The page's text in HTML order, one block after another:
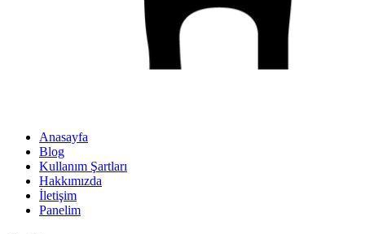
Anasayfa
Blog
Kullanım Şartları
Hakkımızda
İletişim
Panelim